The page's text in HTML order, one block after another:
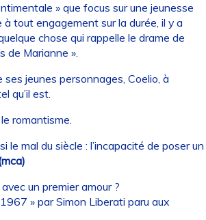
» que focus sur une jeunesse
tout engagement sur la durée, il y a
chose qui rappelle le drame de
de Marianne ».
ses jeunes personnages, Coelio, à
qu’il est.
romantisme.
le mal du siècle : l’incapacité de poser un
un premier amour ?
» par Simon Liberati paru aux